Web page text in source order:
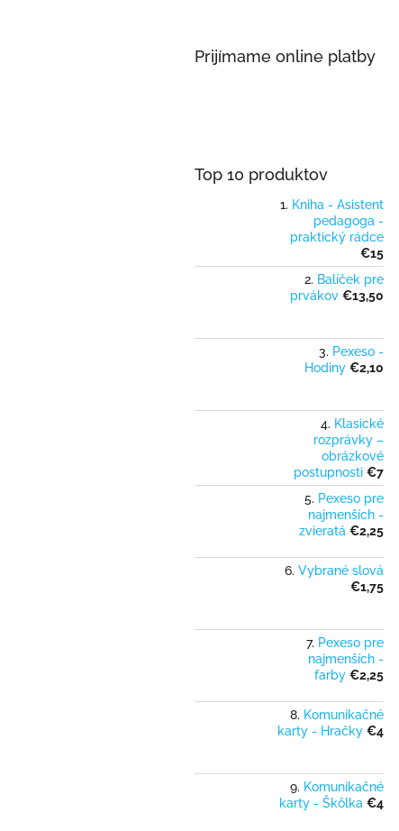
Prijímame online platby
Top 10 produktov
Kniha - Asistent
pedagoga -
praktický rádce
€15
Balíček pre
prvákov €13,50
Pexeso -
Hodiny €2,10
Klasické
rozprávky –
obrázkové
postupnosti €7
Pexeso pre
najmenších -
zvieratá €2,25
Vybrané slová
€1,75
Pexeso pre
najmenších -
farby €2,25
Komunikačné
karty - Hračky €4
Komunikačné
karty - Škôlka €4